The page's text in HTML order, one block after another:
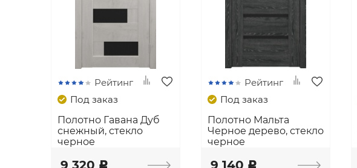
Рейтинг
Под заказ
Полотно Гавана Дуб
снежный, стекло
черное
9 320 c
Рейтинг
Под заказ
Полотно Мальта
Черное дерево, стекло
черное
9 140 c